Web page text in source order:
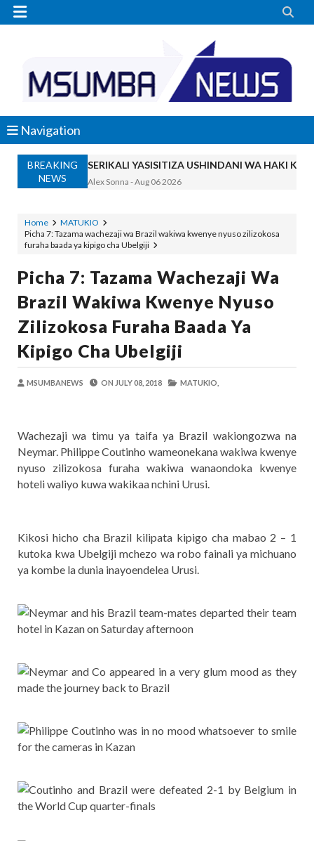
 
Navigation
BREAKING
NEWS
SERIKALI YASISITIZA USHINDANI WA HAKI
Alex Sonna -Aug 06 2026
RAIS SAMIA, MUSEVEN WASHUHUDIA
OSCAR ASSENGA
BRELA YATOA ELIMU YA URASIMISHAJI
Alex Sonna -Aug 06 2026
DC Mtambule Ataka Watu Wafichue
OSCAR ASSENGA- Aug 06 2026
Zawadi-Aug 06 2026
Nilitafuta Mtoto Kwa Zaidi Ya Miaka
Zawadi Aug 06 2026
DKT. SIMBEYE AWATAKA WAKUU WA VYUO
Home
MATUKIO
Picha 7: Tazama wachezaji wa Brazil wakiwa kwenye nyuso zilizokosa
furaha baada ya kipigo cha Ubelgiji
Picha 7: Tazama Wachezaji Wa
Brazil Wakiwa Kwenye Nyuso
Zilizokosa Furaha Baada Ya
Kipigo Cha Ubelgiji
MSUMBANEWS ON JULY 08, 2018 MATUKIO,
Wachezaji wa timu ya taifa ya Brazil wakiongozwa na
Neymar. Philippe Coutinho wameonekana wakiwa kwenye
nyuso zilizokosa furaha wakiwa wanaondoka kwenye
hoteli waliyo kuwa wakikaa nchini Urusi.
Kikosi hicho cha Brazil kilipata kipigo cha mabao 2 – 1
kutoka kwa Ubelgiji mchezo wa robo fainali ya michuano
ya kombe la dunia inayoendelea Urusi.